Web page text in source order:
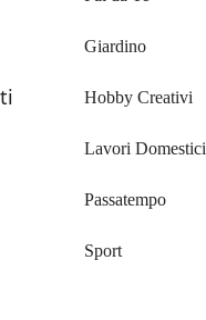
Giardino
Hobby Creativi
Lavori Domestici
Passatempo
Sport